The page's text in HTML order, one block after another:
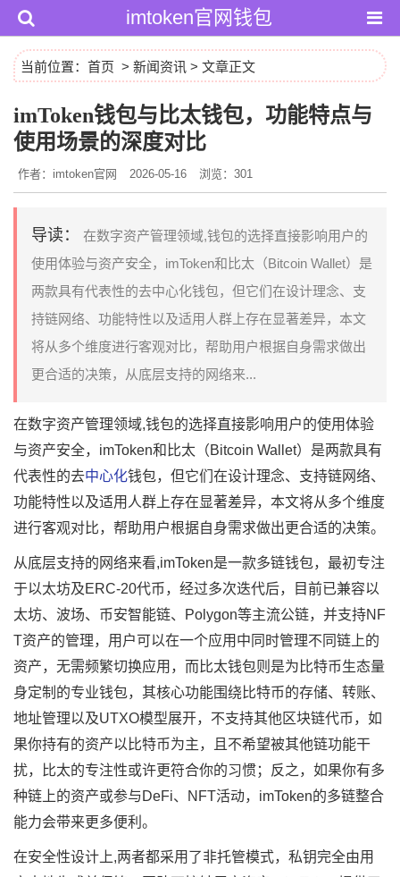
imtoken官网钱包
当前位置： 首页 > 新闻资讯 > 文章正文
imToken钱包与比太钱包，功能特点与
使用场景的深度对比
作者：imtoken官网 2026-05-16 浏览：301
导读：
在数字资产管理领域,钱包的选择直接影响用户的
使用体验与资产安全，imToken和比太（Bitcoin Wallet）是
两款具有代表性的去中心化钱包，但它们在设计理念、支
持链网络、功能特性以及适用人群上存在显著差异，本文
将从多个维度进行客观对比，帮助用户根据自身需求做出
更合适的决策，从底层支持的网络来...
在数字资产管理领域,钱包的选择直接影响用户的使用体验
与资产安全，imToken和比太（Bitcoin Wallet）是两款具有
代表性的去中心化钱包，但它们在设计理念、支持链网络、
功能特性以及适用人群上存在显著差异，本文将从多个维度
进行客观对比，帮助用户根据自身需求做出更合适的决策。
从底层支持的网络来看,imToken是一款多链钱包，最初专注
于以太坊及ERC-20代币，经过多次迭代后，目前已兼容以
太坊、波场、币安智能链、Polygon等主流公链，并支持NF
T资产的管理，用户可以在一个应用中同时管理不同链上的
资产，无需频繁切换应用，而比太钱包则是为比特币生态量
身定制的专业钱包，其核心功能围绕比特币的存储、转账、
地址管理以及UTXO模型展开，不支持其他区块链代币，如
果你持有的资产以比特币为主，且不希望被其他链功能干
扰，比太的专注性或许更符合你的习惯；反之，如果你有多
种链上的资产或参与DeFi、NFT活动，imToken的多链整合
能力会带来更多便利。
在安全性设计上,两者都采用了非托管模式，私钥完全由用